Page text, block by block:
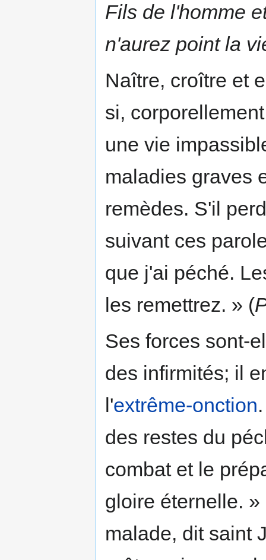
Fils de l'homme
n'aurez point la
Naître, croître et
si,
une vie
maladies graves
remèdes. S'il
suivant ces
que j'ai péché.
les remettrez. » (
Ses forces sont-
des infirmités; il
l'extrême-onction
des restes du
combat et le
gloire éternelle.
malade, dit saint